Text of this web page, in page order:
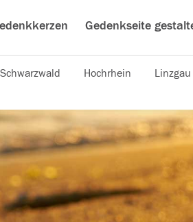
Gedenkseite
Schwarzwald Hochrhein Linzgau